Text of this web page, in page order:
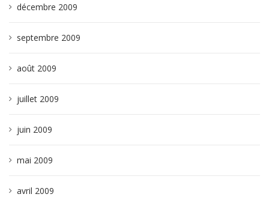
décembre 2009
septembre 2009
août 2009
juillet 2009
juin 2009
mai 2009
avril 2009